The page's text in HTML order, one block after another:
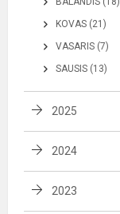
KOVAS (21)
VASARIS (7)
SAUSIS (13)
2025
2024
2023